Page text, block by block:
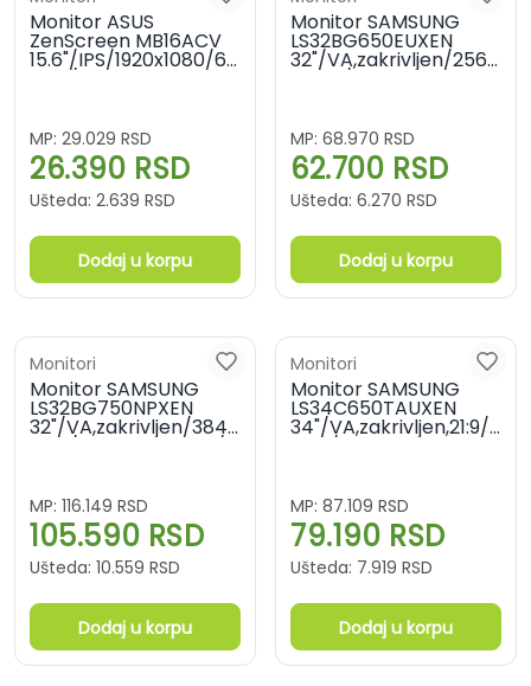
Monitor ASUS
ZenScreen MB16ACV
15.6"/IPS/1920x1080/60Hz/5ms
GtG/USB
MP: 29.029 RSD
26.390 RSD
Ušteda: 2.639 RSD
Dodaj u korpu
Monitor SAMSUNG
LS32BG650EUXEN
32"/VA,zakrivljen/
MPRT/
MP: 68.970 RSD
62.700 RSD
Ušteda: 6.270 RSD
Dodaj u korpu
Monitori
Monitor SAMSUNG
LS32BG750NPXEN
32"/VA,zakrivljen/3840x2160/165Hz/1ms
GtG/HDMIx2,DP,USB/freesync/crna
MP: 116.149 RSD
105.590 RSD
Ušteda: 10.559 RSD
Dodaj u korpu
Monitori
Monitor SAMSUNG
LS34C650TAUXEN
34"/VA,zakrivljen,21:9/
GtG/
MP: 87.109 RSD
79.190 RSD
Ušteda: 7.919 RSD
Dodaj u korpu